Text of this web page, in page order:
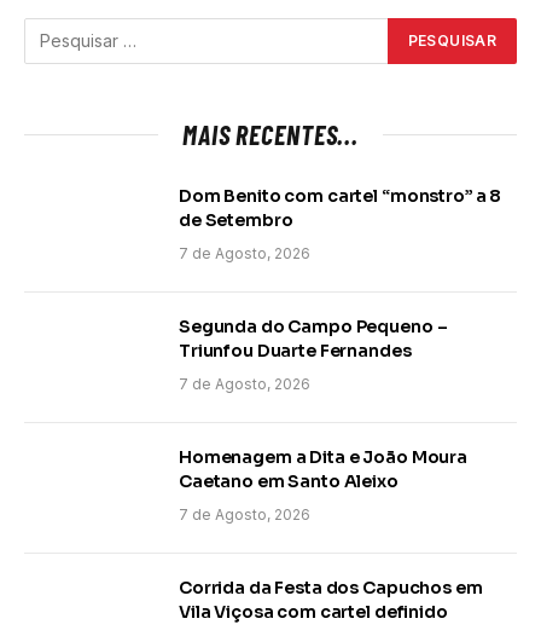
MAIS RECENTES...
Dom Benito com cartel “monstro” a 8
de Setembro
7 de Agosto, 2026
Segunda do Campo Pequeno –
Triunfou Duarte Fernandes
7 de Agosto, 2026
Homenagem a Dita e João Moura
Caetano em Santo Aleixo
7 de Agosto, 2026
Corrida da Festa dos Capuchos em
Vila Viçosa com cartel definido